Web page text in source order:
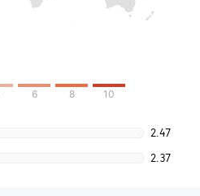
6 8 10
2.47
2.37